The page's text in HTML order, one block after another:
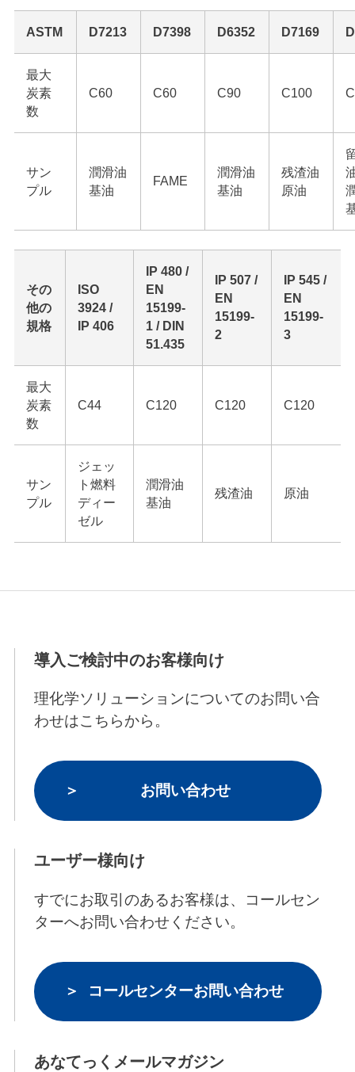
ASTM D7213 D7398 D6352 D7169
最大
炭素
数
C60 C60 C90 C100
サン
プル
潤滑油
基油
FAME
潤滑油
基油
残渣油
原油
その
他の
規格
ISO
3924 /
IP 406
IP 480 /
EN
15199-
1 / DIN
51.435
IP 507 /
EN
15199-
2
IP 545 /
EN
15199-
3
最大
炭素
数
C44 C120 C120 C120
サン
プル
ジェッ
ト燃料
ディー
ゼル
潤滑油
基油
残渣油 原油
導入ご検討中のお客様向け
理化学ソリューションについてのお問い合
わせはこちらから。
お問い合わせ
ユーザー様向け
すでにお取引のあるお客様は、コールセン
ターへお問い合わせください。
コールセンターお問い合わせ
あなてっくメールマガジン